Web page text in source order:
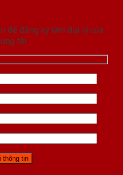
để đăng ký làm đại lý của
tôi